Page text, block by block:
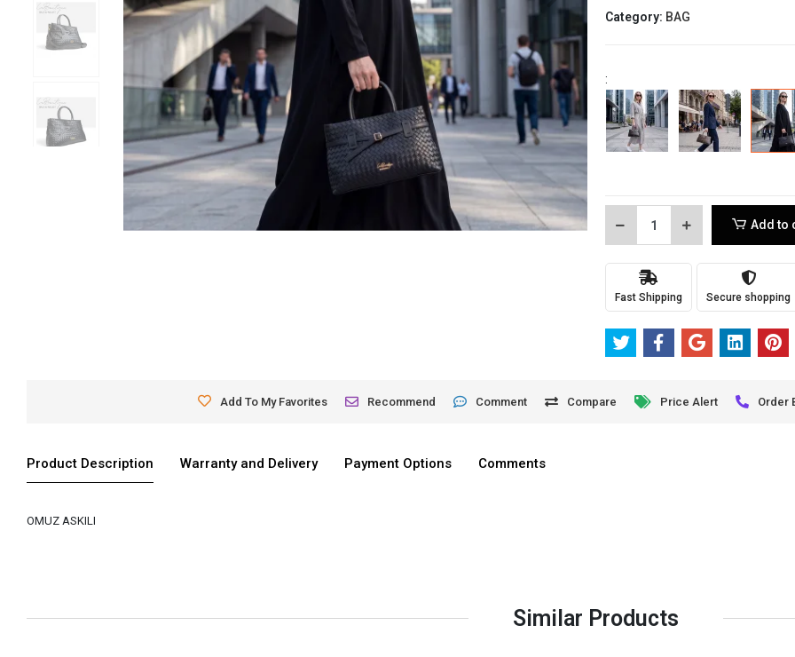
Category: BAG
:
Add to
Fast Shipping Secure shopping
Add To My Favorites Recommend Comment Compare Price Alert Order
Product Description Warranty and Delivery Payment Options Comments
OMUZ ASKILI
Similar Products